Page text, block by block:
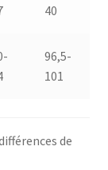
40
96,5-
101
de